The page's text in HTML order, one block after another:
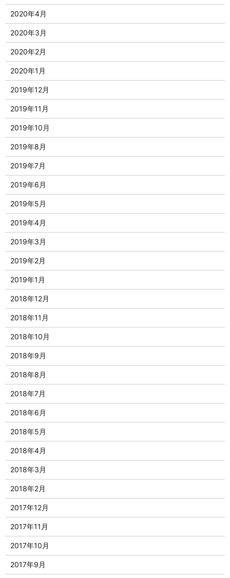
2020年4月
2020年3月
2020年2月
2020年1月
2019年12月
2019年11月
2019年10月
2019年8月
2019年7月
2019年6月
2019年5月
2019年4月
2019年3月
2019年2月
2019年1月
2018年12月
2018年11月
2018年10月
2018年9月
2018年8月
2018年7月
2018年6月
2018年5月
2018年4月
2018年3月
2018年2月
2017年12月
2017年11月
2017年10月
2017年9月